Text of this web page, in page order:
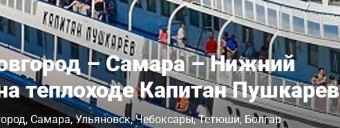
– Самара – Нижний
теплоходе Капитан Пушкарев
Самара Ульяновск Чебоксары Тетюши Болгар